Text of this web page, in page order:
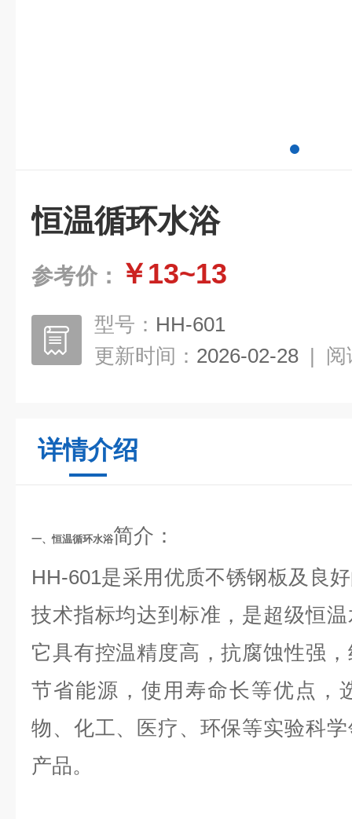
恒温循环水浴
参考价： ￥13~13
型号： HH-601
更新时间： 2026-02-28 | 阅
详情介绍
一、恒温循环水浴简介：
HH-601是采用优质不锈钢板及良
技术指标均达到标准，是超级恒
它具有控温精度高，抗腐蚀性强
节省能源，使用寿命长等优点，
物、化工、医疗、环保等实验科
产品。